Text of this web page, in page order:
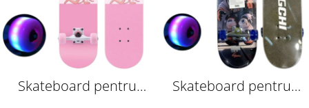
Skateboard pentru
Skateboard pentru